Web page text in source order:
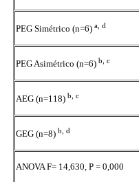
PEG Simétrico (n=6) a, d
PEG Asimétrico (n=6) b, c
AEG (n=118) b, c
GEG (n=8) b, d
ANOVA F= 14,630, P = 0,000